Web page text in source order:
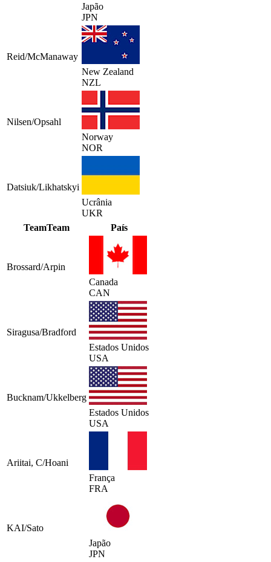
Japão
JPN
Reid/McManaway
New Zealand
NZL
Nilsen/Opsahl
Norway
NOR
Datsiuk/Likhatskyi
Ucrânia
UKR
TeamTeam País
Brossard/Arpin
Canada
CAN
Siragusa/Bradford
Estados Unidos
USA
Bucknam/Ukkelberg
Estados Unidos
USA
Ariitai, C/Hoani
França
FRA
KAI/Sato
Japão
JPN